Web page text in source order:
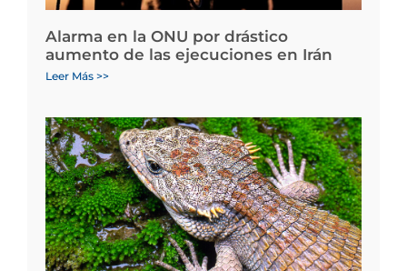
Alarma en la ONU por drástico
aumento de las ejecuciones en Irán
Leer Más >>